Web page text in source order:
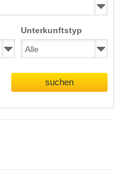
Unterkunftstyp
suchen